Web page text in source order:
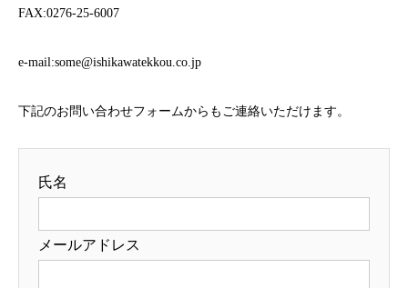
FAX:0276-25-6007
e-mail:some@ishikawatekkou.co.jp
下記のお問い合わせフォームからもご連絡いただけます。
氏名
メールアドレス